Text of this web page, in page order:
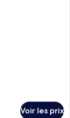
Voir les prix